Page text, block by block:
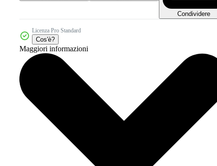
Condividere
Licenza Pro Standard
Cos'è?
Maggiori informazioni